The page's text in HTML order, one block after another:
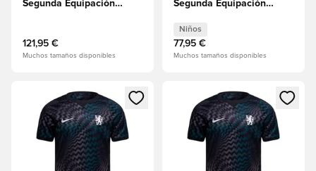
Segunda Equipación
121,95 €
Muchos tamaños disponibles
Segunda Equipación
Niños
77,95 €
Muchos tamaños disponibles
Abre un modal para iniciar sesión o registrarse como
Abre un modal para iniciar